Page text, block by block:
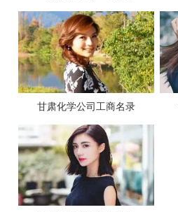
甘肃化学公司工商名录